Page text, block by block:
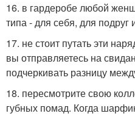
16. в гардеробе любой
типа - для себя, для подруг
17. не стоит путать эти
вы отправляетесь на
подчеркивать разницу
18. пересмотрите свою
губных помад. Когда